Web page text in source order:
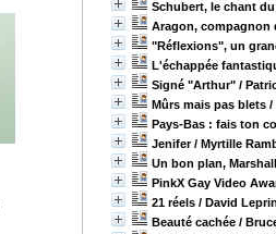
Schubert, le chant
Aragon, compagnon
"Réflexions", un
L'échappée
Signé "Arthur" /
Mûrs mais pas blets /
Pays-Bas : fais ton
Jenifer/ Myrtille
Un bon plan, Marshall
PinkX Gay Video
21 réels / David
Beauté cachée /